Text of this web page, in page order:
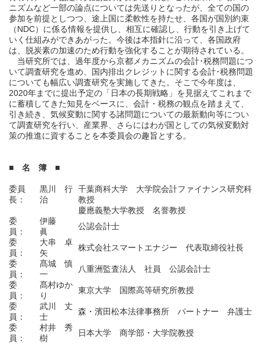
ニズムなど一部の論点については先送りとなったが、全ての国の
参加を前提としつつ、途上国に柔軟性を持たせ、各国が国別約束
（NDC）に係る情報を提供し、相互に確認し、行動を引き上げて
いく仕組みができあがった。今後は本指針に沿って、各国政府
は、脱炭素の加速のため行動を強化することが期待されている。
当研究所では、過年度から京都メカニズムの会計･税務問題につ
いて調査研究を進め、国内排出クレジットに関する会計･税務問題
についても幅広い調査研究を実施してきた。そこで今年度は、
2020年までに提出予定の「日本の長期戦略」を見据えてこれまで
に蓄積してきた知見をベースに、会計・税務の観点を踏まえて、
引き続き、気候変動に関する諸問題についての最新動向等につい
て調査研究を行い、産業界、さらにはわが国としての気候変動対
策の推進に資することを本委員会の趣旨とする。
■ 名 簿 ■
委員
長：
黒川 行
治
千葉商科大学 大学院会計ファイナンス研究科
教授
慶應義塾大学教授 名誉教授
委
員：
伊藤
眞
公認会計士
委
員：
大串 卓
矢
株式会社スマートエナジー 代表取締役社長
委
員：
髙城 慎
一
八重洲監査法人 社員 公認会計士
委
員：
髙村ゆか
り
東京大学 国際高等研究所教授
委
員：
武川 丈
士
森・濱田松本法律事務所 パートナー 弁護士
委
員：
村井 秀
樹
日本大学 商学部・大学院教授